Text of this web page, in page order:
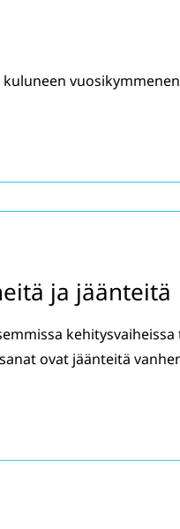
ja jäänteitä
ovat jäänteitä